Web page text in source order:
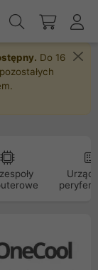
Do 16